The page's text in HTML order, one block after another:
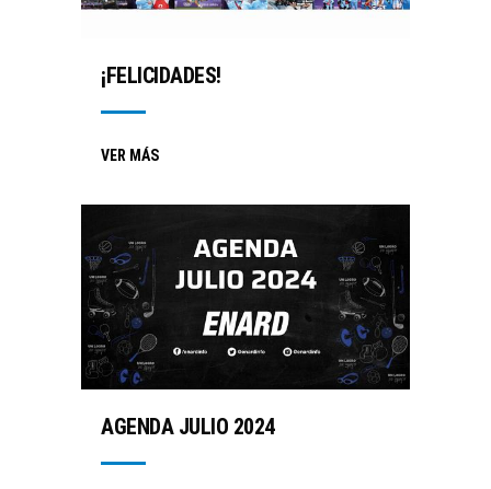
¡FELICIDADES!
VER MÁS
AGENDA JULIO 2024